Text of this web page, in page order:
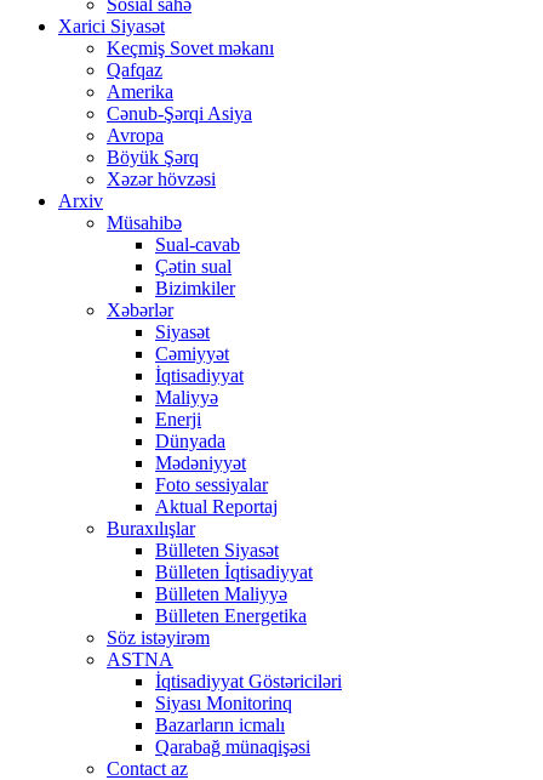
Sosial sahə
Xarici Siyasət
Keçmiş Sovet məkanı
Qafqaz
Amerika
Cənub-Şərqi Asiya
Avropa
Böyük Şərq
Xəzər hövzəsi
Arxiv
Müsahibə
Sual-cavab
Çətin sual
Bizimkiler
Xəbərlər
Siyasət
Cəmiyyət
İqtisadiyyat
Maliyyə
Enerji
Dünyada
Mədəniyyət
Foto sessiyalar
Aktual Reportaj
Buraxılışlar
Bülleten Siyasət
Bülleten İqtisadiyyat
Bülleten Maliyyə
Bülleten Energetika
Söz istəyirəm
ASTNA
İqtisadiyyat Göstəriciləri
Siyası Monitorinq
Bazarların icmalı
Qarabağ münaqişəsi
Contact az